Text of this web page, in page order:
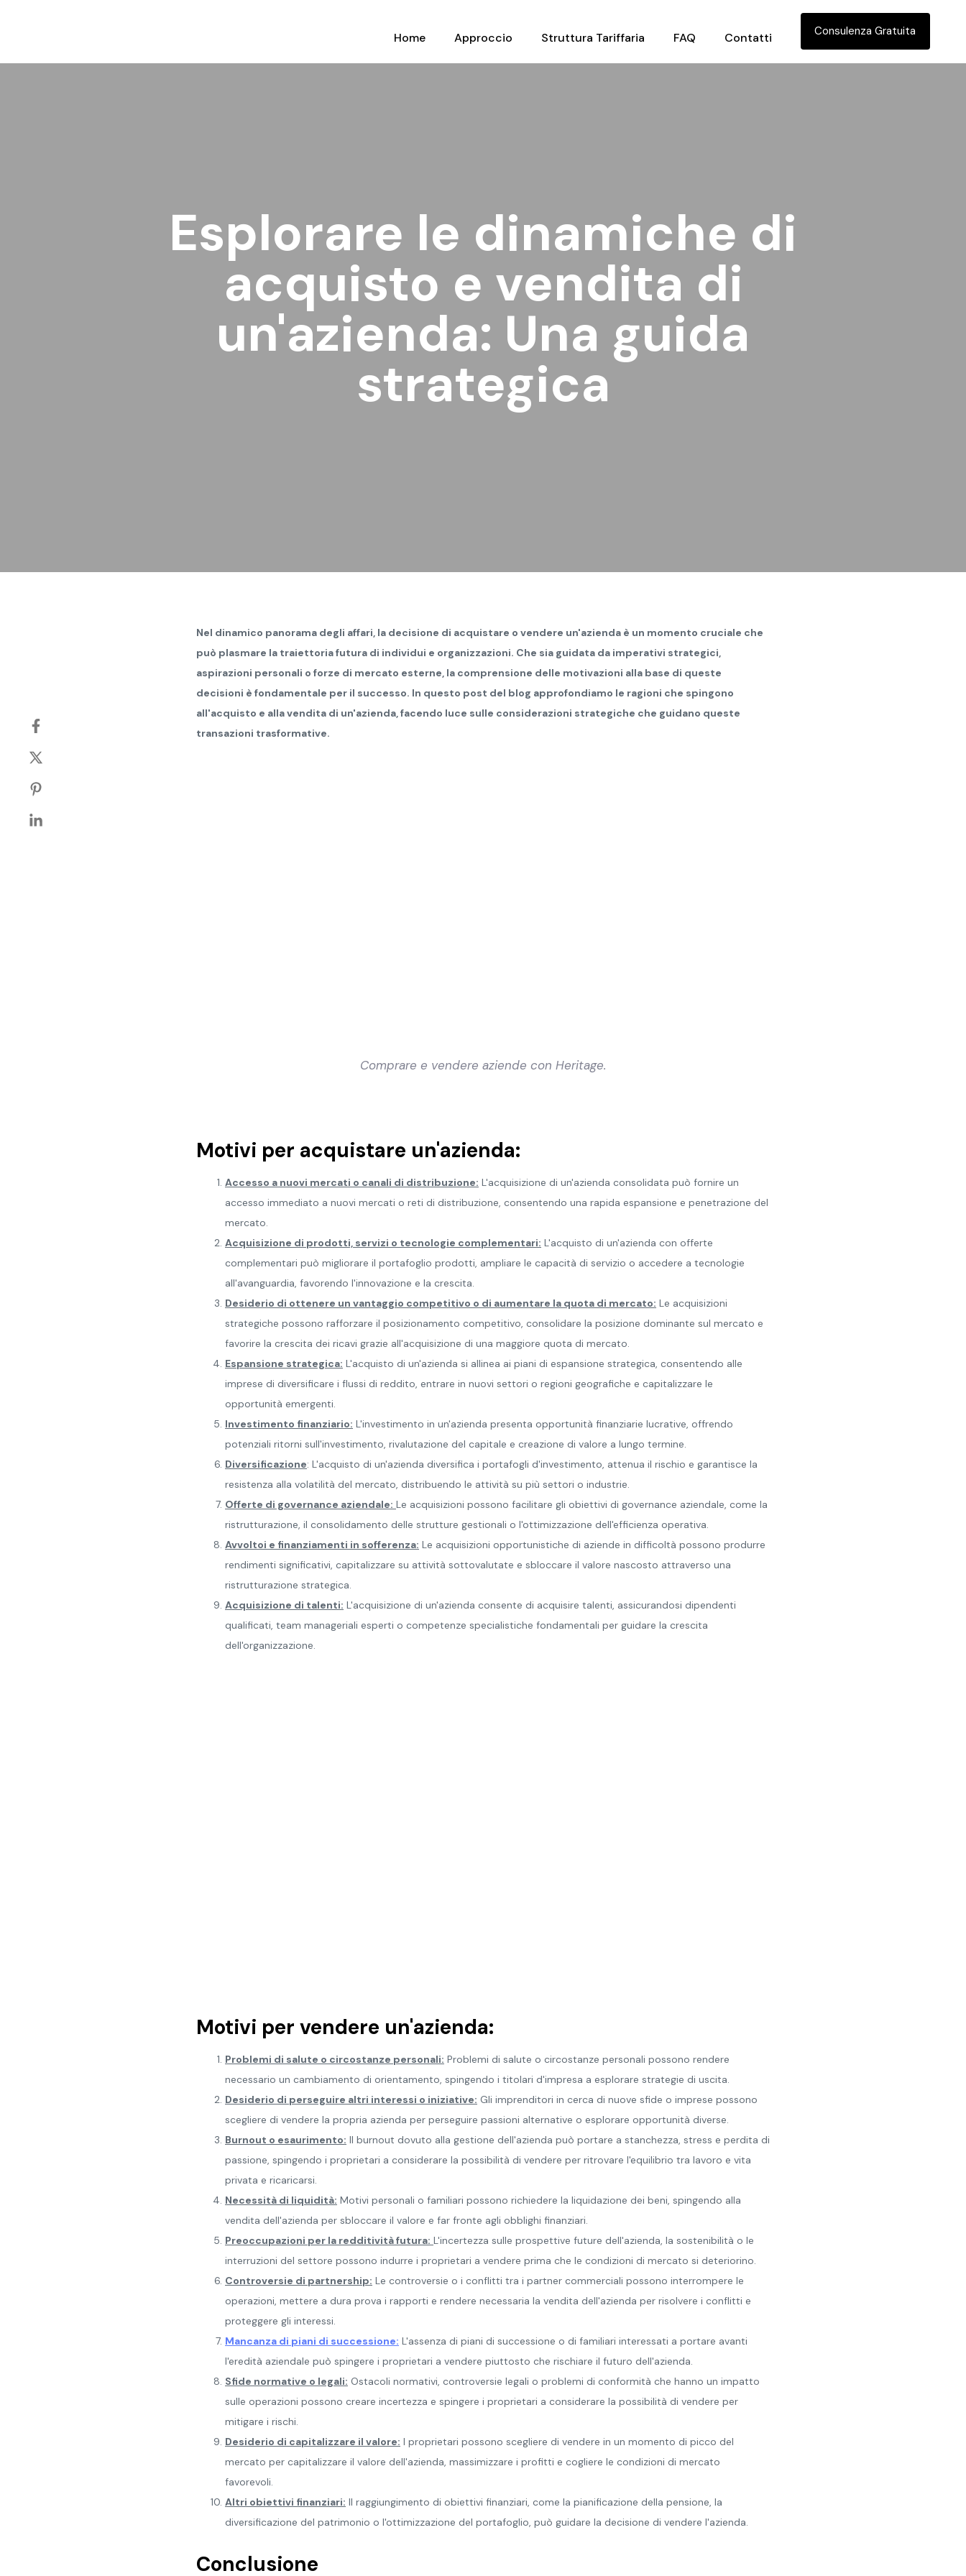
Home Approccio Struttura Tariffaria FAQ Contatti Consulenza Gratuita
Esplorare le dinamiche di
acquisto e vendita di
un'azienda: Una guida
strategica
Nel dinamico panorama degli affari, la decisione di acquistare o vendere un'azienda è un momento cruciale che
può plasmare la traiettoria futura di individui e organizzazioni. Che sia guidata da imperativi strategici,
aspirazioni personali o forze di mercato esterne, la comprensione delle motivazioni alla base di queste
decisioni è fondamentale per il successo. In questo post del blog approfondiamo le ragioni che spingono
all'acquisto e alla vendita di un'azienda, facendo luce sulle considerazioni strategiche che guidano queste
transazioni trasformative.
Comprare e vendere aziende con Heritage.
Motivi per acquistare un'azienda:
Accesso a nuovi mercati o canali di distribuzione: L'acquisizione di un'azienda consolidata può fornire un
accesso immediato a nuovi mercati o reti di distribuzione, consentendo una rapida espansione e penetrazione del
mercato.
Acquisizione di prodotti, servizi o tecnologie complementari: L'acquisto di un'azienda con offerte
complementari può migliorare il portafoglio prodotti, ampliare le capacità di servizio o accedere a tecnologie
all'avanguardia, favorendo l'innovazione e la crescita.
Desiderio di ottenere un vantaggio competitivo o di aumentare la quota di mercato: Le acquisizioni
strategiche possono rafforzare il posizionamento competitivo, consolidare la posizione dominante sul mercato e
favorire la crescita dei ricavi grazie all'acquisizione di una maggiore quota di mercato.
Espansione strategica: L'acquisto di un'azienda si allinea ai piani di espansione strategica, consentendo alle
imprese di diversificare i flussi di reddito, entrare in nuovi settori o regioni geografiche e capitalizzare le
opportunità emergenti.
Investimento finanziario: L'investimento in un'azienda presenta opportunità finanziarie lucrative, offrendo
potenziali ritorni sull'investimento, rivalutazione del capitale e creazione di valore a lungo termine.
Diversificazione: L'acquisto di un'azienda diversifica i portafogli d'investimento, attenua il rischio e garantisce la
resistenza alla volatilità del mercato, distribuendo le attività su più settori o industrie.
Offerte di governance aziendale: Le acquisizioni possono facilitare gli obiettivi di governance aziendale, come la
ristrutturazione, il consolidamento delle strutture gestionali o l'ottimizzazione dell'efficienza operativa.
Avvoltoi e finanziamenti in sofferenza: Le acquisizioni opportunistiche di aziende in difficoltà possono produrre
rendimenti significativi, capitalizzare su attività sottovalutate e sbloccare il valore nascosto attraverso una
ristrutturazione strategica.
Acquisizione di talenti: L'acquisizione di un'azienda consente di acquisire talenti, assicurandosi dipendenti
qualificati, team manageriali esperti o competenze specialistiche fondamentali per guidare la crescita
dell'organizzazione.
Motivi per vendere un'azienda:
Problemi di salute o circostanze personali: Problemi di salute o circostanze personali possono rendere
necessario un cambiamento di orientamento, spingendo i titolari d'impresa a esplorare strategie di uscita.
Desiderio di perseguire altri interessi o iniziative: Gli imprenditori in cerca di nuove sfide o imprese possono
scegliere di vendere la propria azienda per perseguire passioni alternative o esplorare opportunità diverse.
Burnout o esaurimento: Il burnout dovuto alla gestione dell'azienda può portare a stanchezza, stress e perdita di
passione, spingendo i proprietari a considerare la possibilità di vendere per ritrovare l'equilibrio tra lavoro e vita
privata e ricaricarsi.
Necessità di liquidità: Motivi personali o familiari possono richiedere la liquidazione dei beni, spingendo alla
vendita dell'azienda per sbloccare il valore e far fronte agli obblighi finanziari.
Preoccupazioni per la redditività futura: L'incertezza sulle prospettive future dell'azienda, la sostenibilità o le
interruzioni del settore possono indurre i proprietari a vendere prima che le condizioni di mercato si deteriorino.
Controversie di partnership: Le controversie o i conflitti tra i partner commerciali possono interrompere le
operazioni, mettere a dura prova i rapporti e rendere necessaria la vendita dell'azienda per risolvere i conflitti e
proteggere gli interessi.
Mancanza di piani di successione: L'assenza di piani di successione o di familiari interessati a portare avanti
l'eredità aziendale può spingere i proprietari a vendere piuttosto che rischiare il futuro dell'azienda.
Sfide normative o legali: Ostacoli normativi, controversie legali o problemi di conformità che hanno un impatto
sulle operazioni possono creare incertezza e spingere i proprietari a considerare la possibilità di vendere per
mitigare i rischi.
Desiderio di capitalizzare il valore: I proprietari possono scegliere di vendere in un momento di picco del
mercato per capitalizzare il valore dell'azienda, massimizzare i profitti e cogliere le condizioni di mercato
favorevoli.
Altri obiettivi finanziari: Il raggiungimento di obiettivi finanziari, come la pianificazione della pensione, la
diversificazione del patrimonio o l'ottimizzazione del portafoglio, può guidare la decisione di vendere l'azienda.
Conclusione